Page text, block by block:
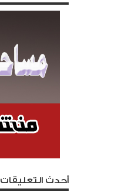
أحدث التعليقات